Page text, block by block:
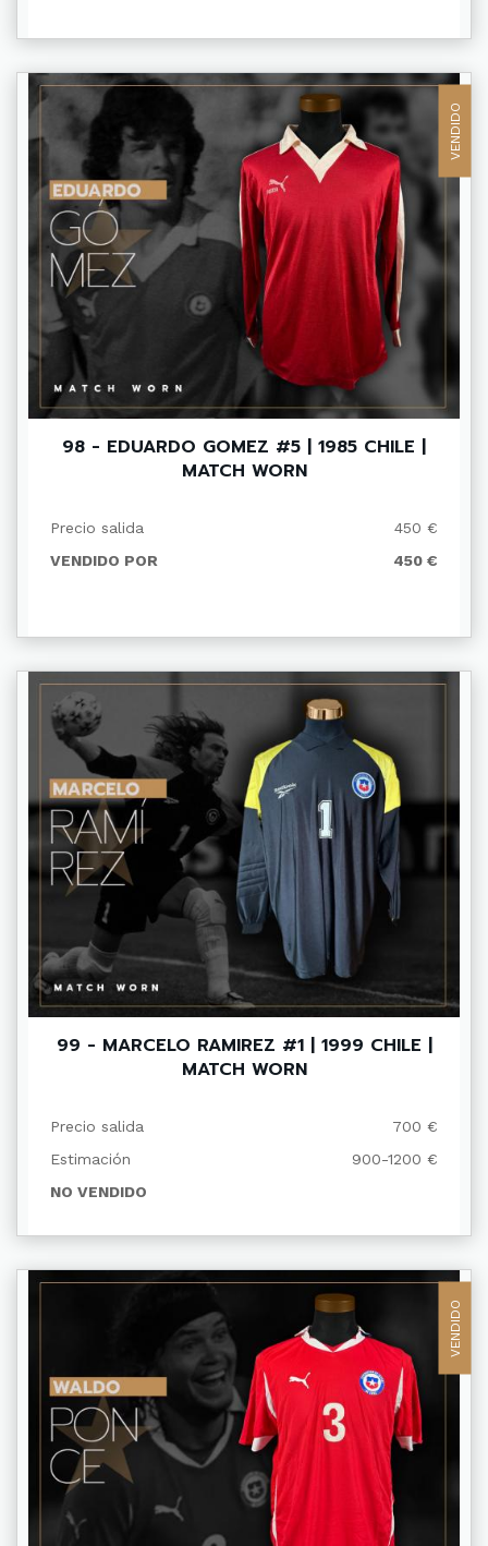
VENDIDO
98 - EDUARDO GOMEZ #5 | 1985 CHILE |
MATCH WORN
Precio salida
450 €
VENDIDO POR
450 €
99 - MARCELO RAMIREZ #1 | 1999 CHILE |
MATCH WORN
Precio salida
700 €
Estimación
900-1200 €
NO VENDIDO
VENDIDO